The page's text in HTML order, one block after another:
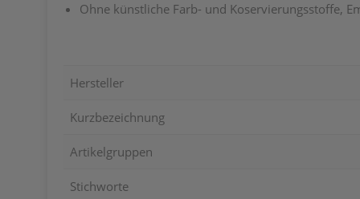
Ohne künstliche Farb- und Koservierungsstoffe,
Hersteller
Kurzbezeichnung
Artikelgruppen
Stichworte